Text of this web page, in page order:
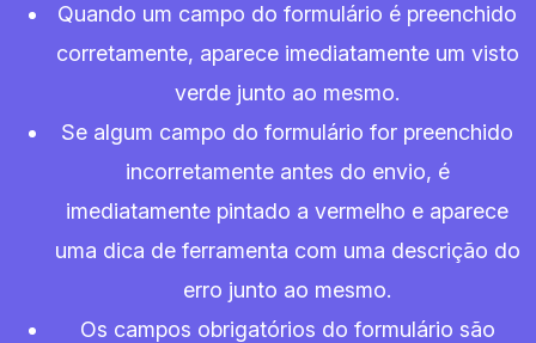
Quando um campo do formulário é preenchido
corretamente, aparece imediatamente um visto
verde junto ao mesmo.
Se algum campo do formulário for preenchido
incorretamente antes do envio, é
imediatamente pintado a vermelho e aparece
uma dica de ferramenta com uma descrição do
erro junto ao mesmo.
Os campos obrigatórios do formulário são